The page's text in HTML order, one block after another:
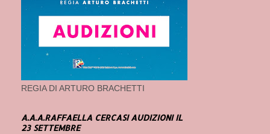
REGIA DI ARTURO BRACHETTI
A.A.A.RAFFAELLA CERCASI AUDIZIONI IL
23 SETTEMBRE